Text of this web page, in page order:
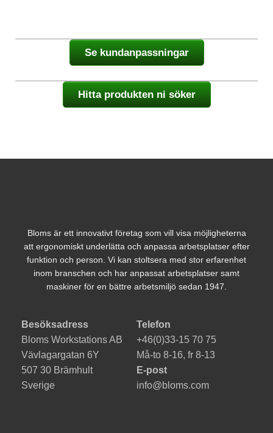
Se kundanpassningar
Hitta produkten ni söker
Bloms är ett innovativt företag som vill visa möjligheterna
att ergonomiskt underlätta och anpassa arbetsplatser efter
funktion och person. Vi kan stoltsera med stor erfarenhet
inom branschen och har anpassat arbetsplatser samt
maskiner för en bättre arbetsmiljö sedan 1947.
Besöksadress
Bloms Workstations AB
Vävlagargatan 6Y
507 30 Brämhult
Sverige
Telefon
+46(0)33-15 70 75
Må-to 8-16, fr 8-13
E-post
info@bloms.com
För att vår
Genom att dela
med dig av dina
intressen och ditt
beteende när du
chansen att få se
innehåll och
erbjudanden.